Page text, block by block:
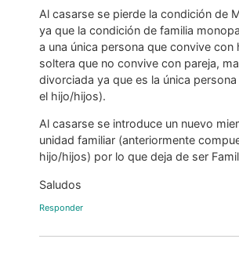
Al casarse se pierde la condición de
ya que la condición de familia
a una única persona que convive
soltera que no convive con pareja,
divorciada ya que es la única
el hijo/hijos).
Al casarse se introduce un nuevo
unidad familiar (anteriormente
hijo/hijos) por lo que deja de ser
Saludos
Responder